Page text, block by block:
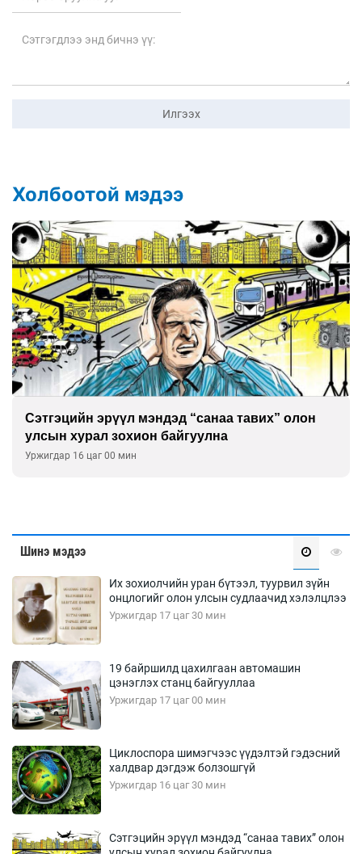
Илгээх
Холбоотой мэдээ
Сэтгэцийн эрүүл мэндэд “санаа тавих” олон
улсын хурал зохион байгуулна
Уржигдар 16 цаг 00 мин
Шинэ мэдээ
Их зохиолчийн уран бүтээл, туурвил зүйн
онцлогийг олон улсын судлаачид хэлэлцлээ
Уржигдар 17 цаг 30 мин
19 байршилд цахилгаан автомашин
цэнэглэх станц байгууллаа
Уржигдар 17 цаг 00 мин
Циклоспора шимэгчээс үүдэлтэй гэдэсний
халдвар дэгдэж болзошгүй
Уржигдар 16 цаг 30 мин
Сэтгэцийн эрүүл мэндэд “санаа тавих” олон